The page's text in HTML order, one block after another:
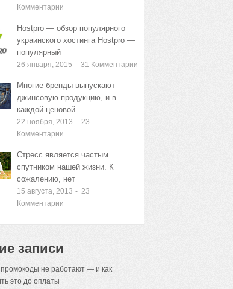
Комментарии
Hostpro — обзор популярного
украинского хостинга Hostpro —
популярный
26 января, 2015 - 31 Комментарии
Многие бренды выпускают
джинсовую продукцию, и в
каждой ценовой
22 ноября, 2013 - 23
Комментарии
Стресс является частым
спутником нашей жизни. К
сожалению, нет
15 августа, 2013 - 23
Комментарии
записи
не работают — и как
это до оплаты